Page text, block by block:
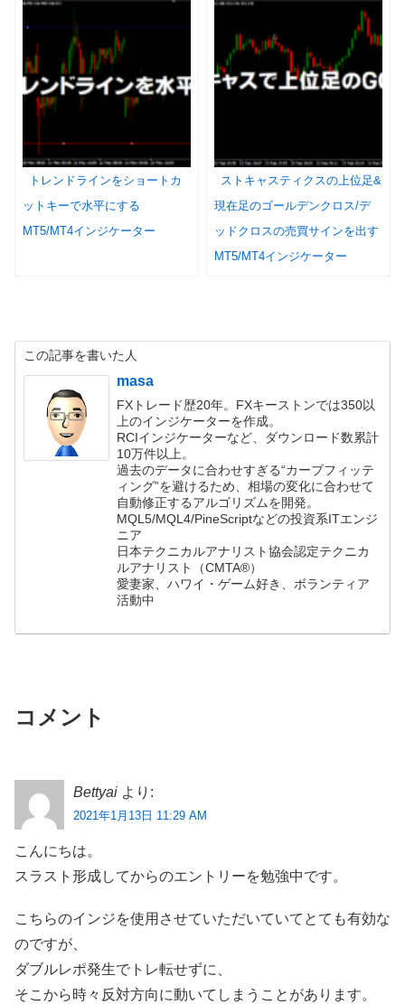
トレンドラインをショートカ
ットキーで水平にする
MT5/MT4インジケーター
ストキャスティクスの上位足&
現在足のゴールデンクロス/デ
ッドクロスの売買サインを出す
MT5/MT4インジケーター
この記事を書いた人
masa
FXトレード歴20年。FXキーストンでは350以
上のインジケーターを作成。
RCIインジケーターなど、ダウンロード数累計
10万件以上。
過去のデータに合わせすぎる“カーブフィッテ
ィング”を避けるため、相場の変化に合わせて
自動修正するアルゴリズムを開発。
MQL5/MQL4/PineScriptなどの投資系ITエンジ
ニア
日本テクニカルアナリスト協会認定テクニカ
ルアナリスト（CMTA®）
愛妻家、ハワイ・ゲーム好き、ボランティア
活動中
コメント
Bettyai より:
2021年1月13日 11:29 AM
こんにちは。
スラスト形成してからのエントリーを勉強中です。
こちらのインジを使用させていただいていてとても有効な
のですが、
ダブルレポ発生でトレ転せずに、
そこから時々反対方向に動いてしまうことがあります。